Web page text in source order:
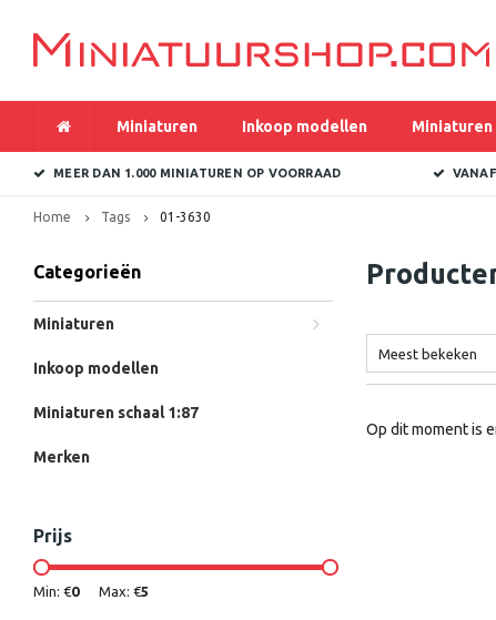
Miniaturen Inkoop modellen Miniaturen
MEER DAN 1.000 MINIATUREN OP VOORRAAD
Home Tags 01-3630
Categorieën
Miniaturen
Inkoop modellen
Miniaturen schaal 1:87
Merken
Prijs
Min: €0 Max: €5
Meest bekeken
Op dit moment is